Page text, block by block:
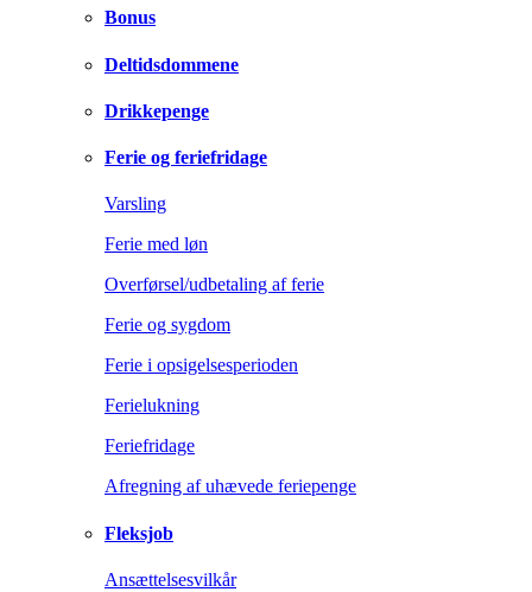
Bonus
Deltidsdommene
Drikkepenge
Ferie og feriefridage
Varsling
Ferie med løn
Overførsel/udbetaling af ferie
Ferie og sygdom
Ferie i opsigelsesperioden
Ferielukning
Feriefridage
Afregning af uhævede feriepenge
Fleksjob
Ansættelsesvilkår